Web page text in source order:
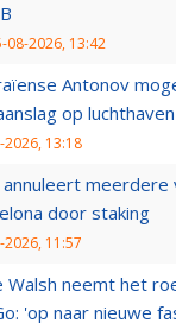
08-2026, 13:42
Antonov
op
2026, 13:18
annuleert meerdere
door staking
2026, 11:57
Walsh neemt het
'op naar nieuwe